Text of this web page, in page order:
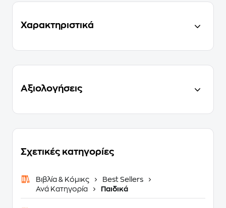
Χαρακτηριστικά
Αξιολογήσεις
Σχετικές κατηγορίες
Βιβλία & Κόμικς
Best Sellers
Ανά Κατηγορία
Παιδικά